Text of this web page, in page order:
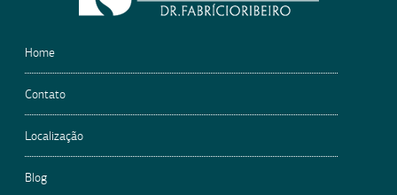
Home
Contato
Localização
Blog